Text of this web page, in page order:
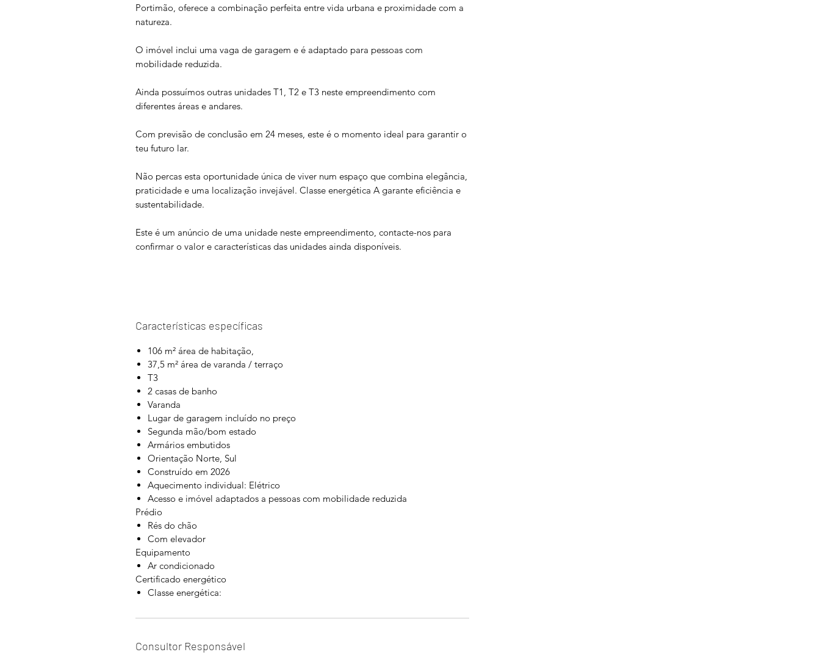
Portimão, oferece a combinação perfeita entre vida urbana e proximidade com a
natureza.
O imóvel inclui uma vaga de garagem e é adaptado para pessoas com
mobilidade reduzida.
Ainda possuímos outras unidades T1, T2 e T3 neste empreendimento com
diferentes áreas e andares.
Com previsão de conclusão em 24 meses, este é o momento ideal para garantir o
teu futuro lar.
Não percas esta oportunidade única de viver num espaço que combina elegância,
praticidade e uma localização invejável. Classe energética A garante eficiência e
sustentabilidade.
Este é um anúncio de uma unidade neste empreendimento, contacte-nos para
confirmar o valor e características das unidades ainda disponíveis.
Características específicas
106 m² área de habitação,
37,5 m² área de varanda / terraço
T3
2 casas de banho
Varanda
Lugar de garagem incluído no preço
Segunda mão/bom estado
Armários embutidos
Orientação Norte, Sul
Construído em 2026
Aquecimento individual: Elétrico
Acesso e imóvel adaptados a pessoas com mobilidade reduzida
Prédio
Rés do chão
Com elevador
Equipamento
Ar condicionado
Certificado energético
Classe energética:
Consultor Responsável